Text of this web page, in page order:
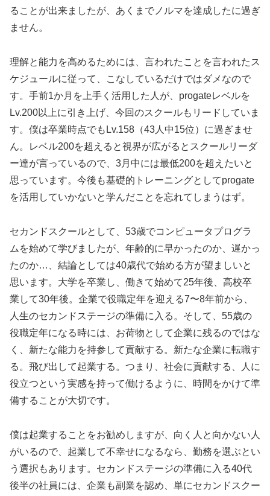
ることが出来ましたが、あくまでノルマを達成したに過ぎ
ません。
理解と能力を高めるためには、言われたことを言われたス
ケジュールに従って、こなしているだけではダメなので
す。手前1か月を上手く活用した人が、progateレベルを
Lv.200以上に引き上げ、今回のスクールもリードしていま
す。僕は卒業時点でもLv.158（43人中15位）に過ぎませ
ん。レベル200を超えると視界が広がるとスクールリーダ
ー達が言っているので、3月中には最低200を超えたいと
思っています。今後も基礎的トレーニングとしてprogate
を活用していかないと学んだことを忘れてしまうはず。
セカンドスクールとして、53歳でコンピュータプログラ
ムを始めて学びましたが、年齢的に早かったのか、遅かっ
たのか…、結論としては40歳代で始める方が望ましいと
思います。大学を卒業し、働きて始めて25年後、高校卒
業して30年後。企業で役職定年を迎える7〜8年前から、
人生のセカンドステージの準備に入る。そして、55歳の
役職定年になる時には、お荷物として企業に残るのではな
く、新たな能力を持参して貢献する。新たな企業に転職す
る。飛び出して起業する。つまり、社会に貢献する、人に
役立つという実感を持って働けるように、時間をかけて準
備することが大切です。
僕は起業することをお勧めしますが、向く人と向かない人
がいるので、起業して不幸せになるなら、勤務を選ぶとい
う選択もあります。セカンドステージの準備に入る40代
後半の社員には、企業も副業を認め、単にセカンドスクー